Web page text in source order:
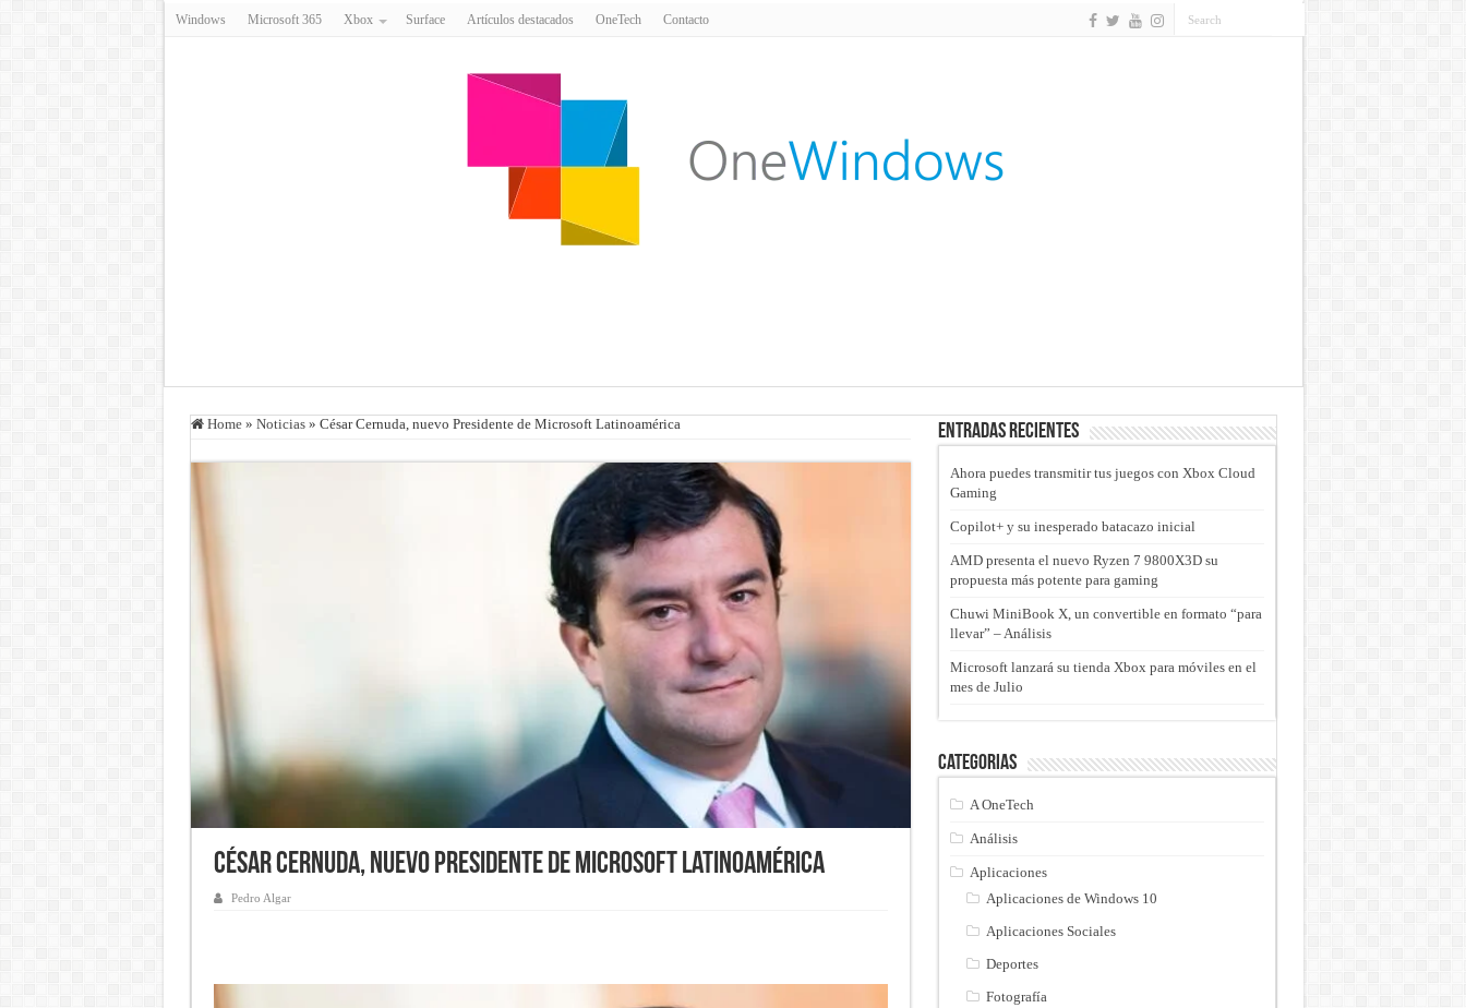
Windows Microsoft 365 Xbox Surface Artículos destacados OneTech Contacto
Home » Noticias » César Cernuda, nuevo Presidente de Microsoft Latinoamérica
César Cernuda, nuevo Presidente de Microsoft Latinoamérica
Pedro Algar
Entradas recientes
Ahora puedes transmitir tus juegos con Xbox Cloud
Gaming
Copilot+ y su inesperado batacazo inicial
AMD presenta el nuevo Ryzen 7 9800X3D su
propuesta más potente para gaming
Chuwi MiniBook X, un convertible en formato “para
llevar” – Análisis
Microsoft lanzará su tienda Xbox para móviles en el
mes de Julio
Categorias
A OneTech
Análisis
Aplicaciones
Aplicaciones de Windows 10
Aplicaciones Sociales
Deportes
Fotografía